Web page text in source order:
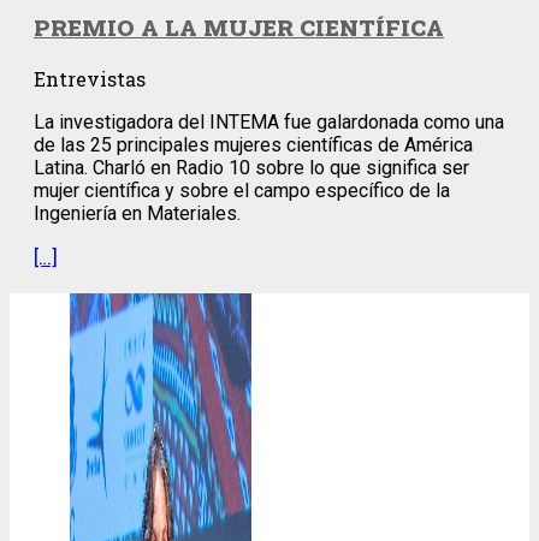
PREMIO A LA MUJER CIENTÍFICA
Entrevistas
La investigadora del INTEMA fue galardonada como una
de las 25 principales mujeres científicas de América
Latina. Charló en Radio 10 sobre lo que significa ser
mujer científica y sobre el campo específico de la
Ingeniería en Materiales.
[…]